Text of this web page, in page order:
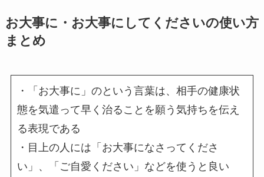
お大事に・お大事にしてくださいの使い方
まとめ
・「お大事に」のという言葉は、相手の健康状
態を気遣って早く治ることを願う気持ちを伝え
る表現である
・目上の人には「お大事になさってくださ
い」、「ご自愛ください」などを使うと良い